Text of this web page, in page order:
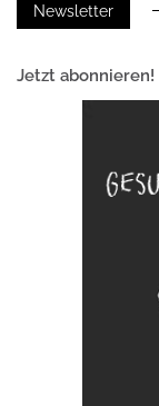
Newsletter
Jetzt abonnieren!